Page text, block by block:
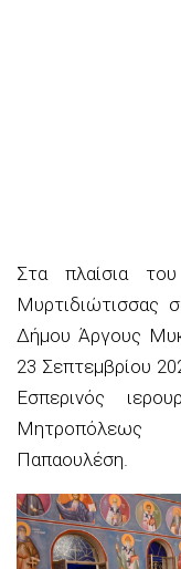
Στα πλαίσια
Μυρτιδιώτισσας
Δήμου Άργους
23 Σεπτεμβρίου
Εσπερινός
Μητροπόλεως
Παπαουλέση.